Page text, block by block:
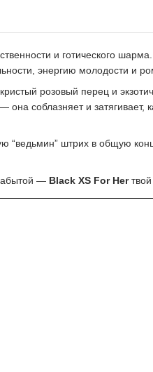
и готического
энергию молодости и
розовый перец и
соблазняет и затягивает,
штрих в общую
— Black XS For Herтвой